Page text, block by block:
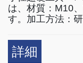
は、材質：M10
す。加工方法：
詳細